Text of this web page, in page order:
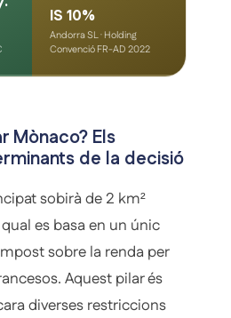
IS 10%
Andorra SL · Holding
Convenció FR-AD 2022
Mònaco? Els
de la decisió
sobirà de 2 km²
es basa en un únic
sobre la renda per
Aquest pilar és
diverses restriccions